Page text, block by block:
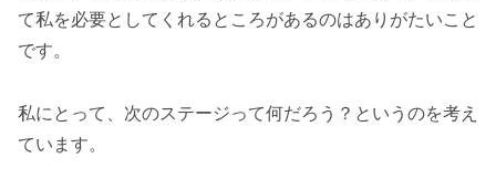
て私を必要としてくれるところがあるのはありがたいこと
です。
私にとって、次のステージって何だろう？というのを考え
ています。